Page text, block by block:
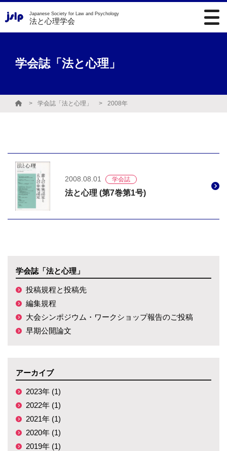
Japanese Society for Law and Psychology
法と心理学会
学会誌「法と心理」
学会誌「法と心理」 2008年
2008.08.01 学会誌
法と心理 (第7巻第1号)
学会誌「法と心理」
投稿規程と投稿先
編集規程
大会シンポジウム・ワークショップ報告のご投稿
早期公開論文
アーカイブ
2023年 (1)
2022年 (1)
2021年 (1)
2020年 (1)
2019年 (1)